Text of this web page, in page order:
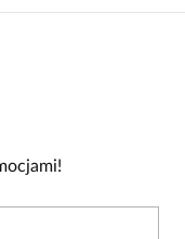
opinią o tym
tylko